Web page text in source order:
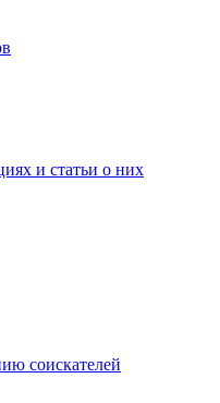
и статьи о них
соискателей